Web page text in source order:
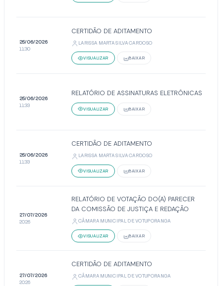
25/06/2026
11:30
CERTIDÃO DE ADITAMENTO
LARISSA MARTA SILVA CARDOSO
VISUALIZAR BAIXAR
25/06/2026
11:33
RELATÓRIO DE ASSINATURAS ELETRÔNICAS
VISUALIZAR BAIXAR
25/06/2026
11:33
CERTIDÃO DE ADITAMENTO
LARISSA MARTA SILVA CARDOSO
VISUALIZAR BAIXAR
27/07/2026
20:26
RELATÓRIO DE VOTAÇÃO DO(A) PARECER
DA COMISSÃO DE JUSTIÇA E REDAÇÃO
CÂMARA MUNICIPAL DE VOTUPORANGA
VISUALIZAR BAIXAR
27/07/2026
20:26
CERTIDÃO DE ADITAMENTO
CÂMARA MUNICIPAL DE VOTUPORANGA